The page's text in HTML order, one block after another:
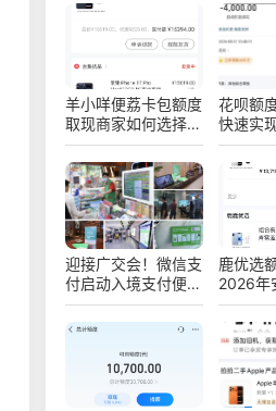
羊小咩便荔卡包额度
取现商家如何选择？
2026最新取现教程
花呗额
快速实
迎接广交会！微信支
付启动入境支付便利
服务月活动
鹿优选
2026年
操作三